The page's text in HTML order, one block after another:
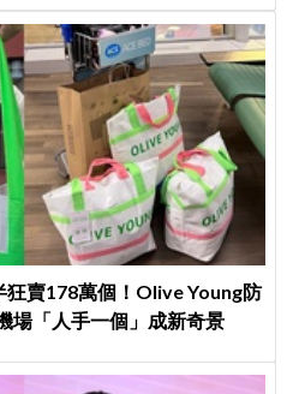
狂賣178萬個！Olive Young防
場「人手一個」成新奇景